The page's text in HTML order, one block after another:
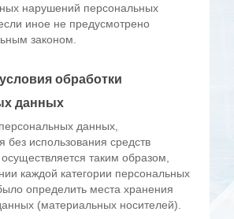
нарушений персональных
иное не предусмотрено
законом.
обработки
данных
данных,
без использования средств
таким образом,
каждой категории персональных
определить места хранения
(материальных носителей).